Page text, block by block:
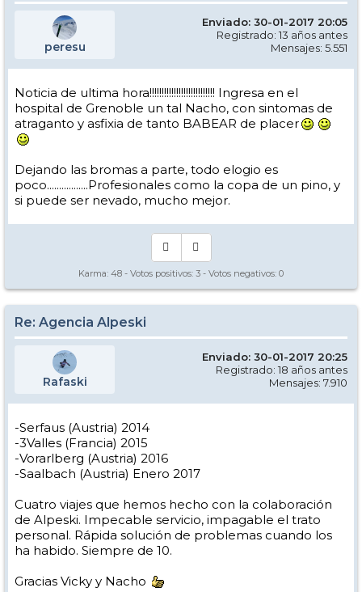
peresu
Enviado: 30-01-2017 20:05
Registrado: 13 años antes
Mensajes: 5.551
Noticia de ultima hora!!!!!!!!!!!!!!!!!!!!!!!!!!! Ingresa en el
hospital de Grenoble un tal Nacho, con sintomas de
atraganto y asfixia de tanto BABEAR de placer
Dejando las bromas a parte, todo elogio es
poco.................Profesionales como la copa de un pino, y
si puede ser nevado, mucho mejor.
Karma: 48 - Votos positivos: 3 - Votos negativos: 0
Re: Agencia Alpeski
Rafaski
Enviado: 30-01-2017 20:25
Registrado: 18 años antes
Mensajes: 7.910
-Serfaus (Austria) 2014
-3Valles (Francia) 2015
-Vorarlberg (Austria) 2016
-Saalbach (Austria) Enero 2017
Cuatro viajes que hemos hecho con la colaboración
de Alpeski. Impecable servicio, impagable el trato
personal. Rápida solución de problemas cuando los
ha habido. Siempre de 10.
Gracias Vicky y Nacho